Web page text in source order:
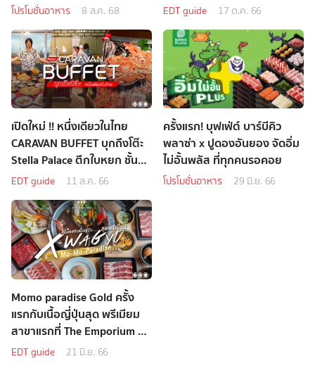
สิงหาคมนี้
โปรโมชั่นอาหาร 8 ส.ค. 68 EDT guide 17 ต.ค. 66
เปิดใหม่ !! หนึ่งเดียวในไทย
CARAVAN BUFFET บุกถึงโต๊ะ
Stella Palace ตึกใบหยก ชั้น
79
EDT guide 11 ส.ค. 66
ครั้งแรก! บุฟเฟ่ต์ บาร์บีคิว
พลาซ่า x ปูดองอันยอง จัดอิ่ม
ไม่อั้นพลัส ที่ทุกคนรอคอย
โปรโมชั่นอาหาร 29 มิ.ย. 66
Momo paradise Gold ครั้ง
แรกกับเนื้อญี่ปุ่นสุด พรีเมียม
สาขาแรกที่ The Emporium ชั้น
4
EDT guide 21 มิ.ย. 66